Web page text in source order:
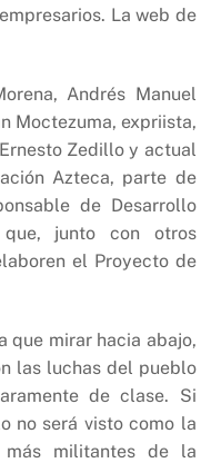
La web de
Andrés Manuel
Moctezuma, expriista,
Zedillo y actual
Azteca, parte de
de Desarrollo
junto con otros
el Proyecto de
que mirar hacia abajo,
las luchas del pueblo
de clase. Si
no será visto como la
más militantes de la